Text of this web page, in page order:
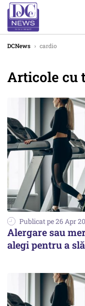
DCNews › cardio
Articole cu
Publicat pe 26 Apr
Alergare sau
alegi pentru a